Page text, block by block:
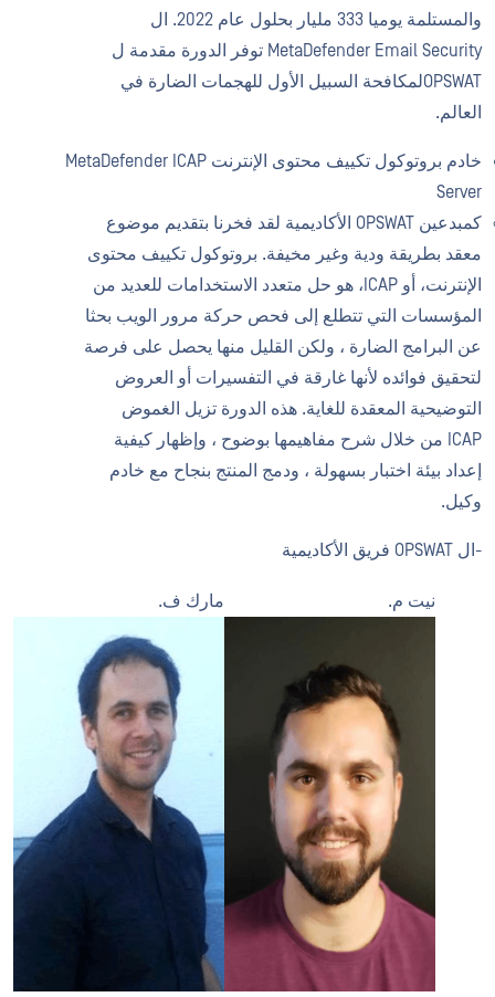
والمستلمة يوميا 333 مليار بحلول عام 2022. ال
MetaDefender Email Security توفر الدورة مقدمة ل
OPSWATلمكافحة السبيل الأول للهجمات الضارة في
العالم.
خادم بروتوكول تكييف محتوى الإنترنت MetaDefender ICAP
Server
كمبدعين OPSWAT الأكاديمية لقد فخرنا بتقديم موضوع
معقد بطريقة ودية وغير مخيفة. بروتوكول تكييف محتوى
الإنترنت، أو ICAP، هو حل متعدد الاستخدامات للعديد من
المؤسسات التي تتطلع إلى فحص حركة مرور الويب بحثا
عن البرامج الضارة ، ولكن القليل منها يحصل على فرصة
لتحقيق فوائده لأنها غارقة في التفسيرات أو العروض
التوضيحية المعقدة للغاية. هذه الدورة تزيل الغموض
ICAP من خلال شرح مفاهيمها بوضوح ، وإظهار كيفية
إعداد بيئة اختبار بسهولة ، ودمج المنتج بنجاح مع خادم
وكيل.
-ال OPSWAT فريق الأكاديمية
نيت م. مارك ف.